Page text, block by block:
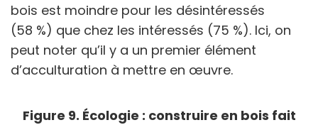
bois est moindre pour les désintéressés
(58 %) que chez les intéressés (75 %). Ici, on
peut noter qu’il y a un premier élément
d’acculturation à mettre en œuvre.
Figure 9. Écologie : construire en bois fait